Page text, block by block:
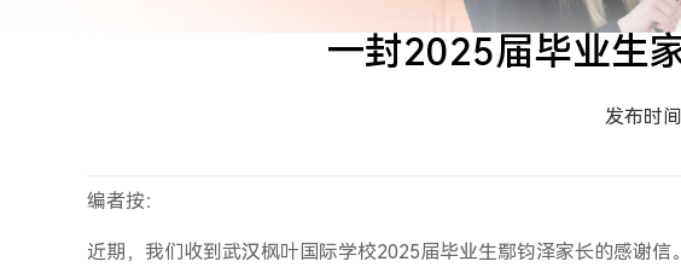
一封2025届毕业生
发布时
编者按：
近期，我们收到武汉枫叶国际学校2025届毕业生鄢钧泽家长的感谢